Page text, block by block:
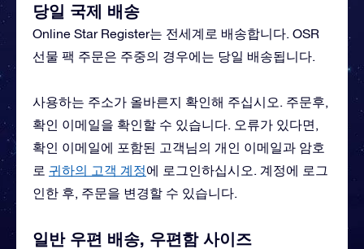
당일 국제 배송
Online Star Register는 전세계로 배송합니다. OSR
선물 팩 주문은 주중의 경우에는 당일 배송됩니다.
사용하는 주소가 올바른지 확인해 주십시오. 주문후,
확인 이메일을 확인할 수 있습니다. 오류가 있다면,
확인 이메일에 포함된 고객님의 개인 이메일과 암호
로 귀하의 고객 계정에 로그인하십시오. 계정에 로그
인한 후, 주문을 변경할 수 있습니다.
일반 우편 배송, 우편함 사이즈